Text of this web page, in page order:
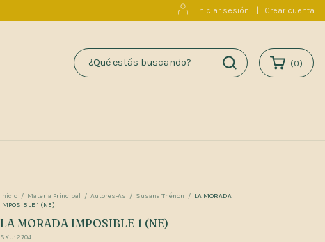
Iniciar sesión Crear cuenta
(0)
Inicio / Materia Principal / Autores-As / Susana Thénon / LA MORADA
IMPOSIBLE 1 (NE)
LA MORADA IMPOSIBLE 1 (NE)
SKU:2704